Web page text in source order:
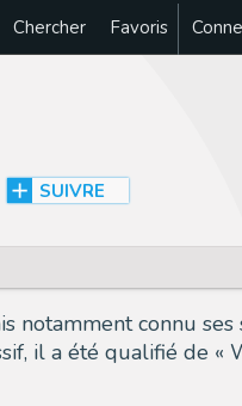
Chercher Favoris
SUIVRE
connu ses
il a été qualifié de «